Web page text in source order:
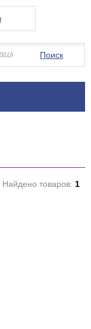
Поиск
Найдено товаров: 1